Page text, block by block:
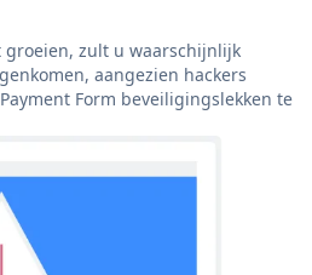
zult u waarschijnlijk
aangezien hackers
Form beveiligingslekken te